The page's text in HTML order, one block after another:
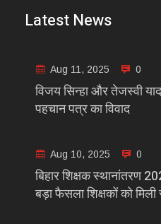
Latest News
Aug 11, 2025 0
विजय सिन्हा और तेजस्वी
पहचान पत्र का विवाद
Aug 10, 2025 0
बिहार शिक्षक स्थानांतरण
बड़ा फैसला शिक्षकों को मिली